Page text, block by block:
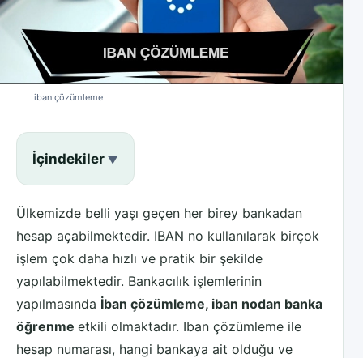
iban çözümleme
İçindekiler
Ülkemizde belli yaşı geçen her birey bankadan
hesap açabilmektedir. IBAN no kullanılarak birçok
işlem çok daha hızlı ve pratik bir şekilde
yapılabilmektedir. Bankacılık işlemlerinin
yapılmasında İban çözümleme, iban nodan banka
öğrenme etkili olmaktadır. Iban çözümleme ile
hesap numarası, hangi bankaya ait olduğu ve